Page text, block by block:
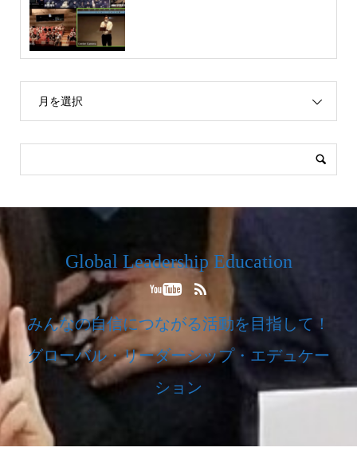
月を選択
Global Leadership Education
みんなの自信につながる活動を目指して！
グローバル・リーダーシップ・エデュケー
ション